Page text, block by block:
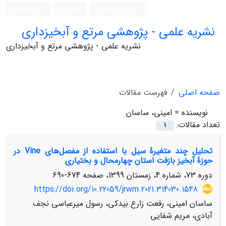
نشریه علمی - پژوهشی مرتع و آبخیزداری
نشریه علمی - پژوهشی مرتع و آبخیزداری
صفحه اصلی
فهرست مقالات
نویسنده = امینی، ساسان
تعداد مقالات:
1
تحلیل چند متغیرۀ سیل با استفاده از مفصل‌های Vine در
حوزۀ آبخیز بازفت استان چهارمحال و بختیاری
دوره 73، شماره 4، زمستان 1399، صفحه
674-690
https://doi.org/10.22059/jrwm.2021.314030.1548
ساسان امینی، رفعت زارع بیدکی، رسول میرعباسی نجف
آبادی، مریم شفایی